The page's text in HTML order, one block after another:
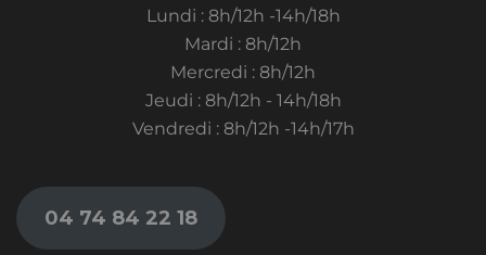
Lundi : 8h/12h -14h/18h
Mardi : 8h/12h
Mercredi : 8h/12h
Jeudi : 8h/12h - 14h/18h
Vendredi : 8h/12h -14h/17h
04 74 84 22 18